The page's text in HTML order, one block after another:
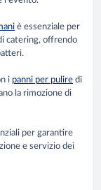
è essenziale per
catering, offrendo
i panni per pulire di
la rimozione di
per garantire
e servizio dei